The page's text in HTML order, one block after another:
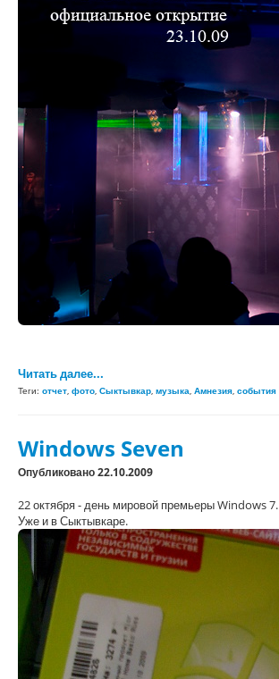
Читать далее...
Теги: отчет фото Сыктывкар музыка Амнезия события
Windows Seven
Опубликовано 22.10.2009
22 октября - день мировой премьеры Windows 7.
Уже и в Сыктывкаре.